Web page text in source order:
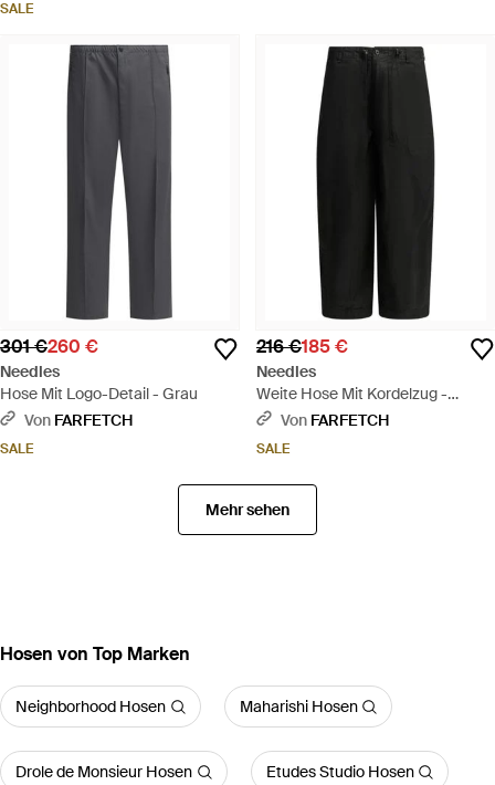
SALE
301 €260 €
Needles
Hose Mit Logo-Detail - Grau
Von FARFETCH
SALE
216 €185 €
Needles
Weite Hose Mit Kordelzug -
Schwarz
Von FARFETCH
SALE
Mehr sehen
Hosen von Top Marken
Neighborhood Hosen Maharishi Hosen
Drole de Monsieur Hosen Etudes Studio Hosen